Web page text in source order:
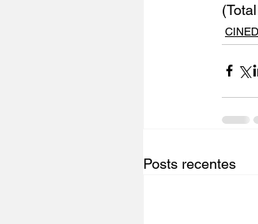
CINED
Posts recentes